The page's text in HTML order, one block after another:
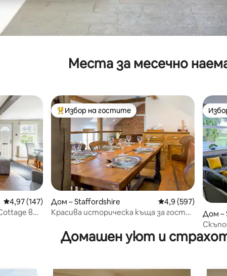
Места за месечно
Средна оценка: 4,97 от 5, 147 отзива
4,97 (147)
в
Най-популярен избор на гостите
Избор на гостите
Дом – Staffordshire Средна оценка:
4,9 (597)
Красива историческа къща за гости
Дом –
Домашен уют и